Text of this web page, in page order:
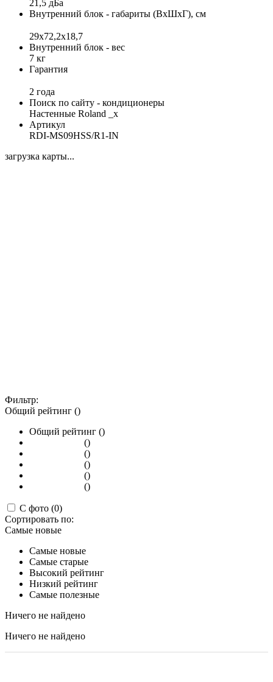
21,5 дБа
Внутренний блок - габариты (ВхШхГ), см
29x72,2x18,7
Внутренний блок - вес
7 кг
Гарантия
2 года
Поиск по сайту - кондиционеры
Настенные Roland _x
Артикул
RDI-MS09HSS/R1-IN
загрузка карты...
Фильтр:
Общий рейтинг ()
Общий рейтинг ()
()
()
()
()
()
С фото (0)
Сортировать по:
Самые новые
Самые новые
Самые старые
Высокий рейтинг
Низкий рейтинг
Самые полезные
Ничего не найдено
Ничего не найдено